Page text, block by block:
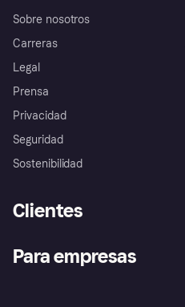
Sobre nosotros
Carreras
Legal
Prensa
Privacidad
Seguridad
Sostenibilidad
Clientes
Inicio de sesión
Para empresas